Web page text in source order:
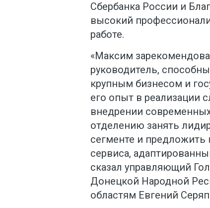
Сбербанка России и
высокий
работе.
«Максим
руководитель,
крупным бизнесом и
его опыт в реализации
внедрении
отделению занять
сегменте и предложить
сервиса,
сказал управляющий
Донецкой Народной
областям Евгений